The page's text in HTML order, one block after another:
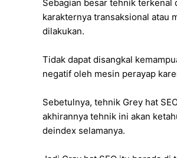
Sebagian besar tehnik terkenal
karakternya transaksional atau
dilakukan.
Tidak dapat disangkal
negatif oleh mesin perayap
Sebetulnya, tehnik Grey hat
akhirannya tehnik ini akan
deindex selamanya.